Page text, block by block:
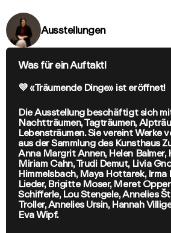
Ausstellungen
Was für ein Auftakt!
💜 «Träumende Dinge» ist eröffnet!
Die Ausstellung beschäftigt sich
Nachtträumen, Tagträumen,
Lebensträumen. Sie vereint Werke
aus der Sammlung des Kunsthaus
Anna Margrit Annen, Helen Balmer,
Miriam Cahn, Trudi Demut, Livia
Himmelsbach, Maya Hottarek, Irma
Lieder, Brigitte Moser, Meret
Schifferle, Lou Stengele, Annelies
Troller, Annelies Ursin, Hannah
Eva Wipf.